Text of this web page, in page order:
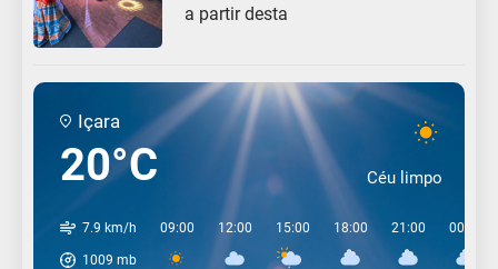
a partir desta
Içara
20°C Céu limpo
7.9 km/h
1009 mb
09:00 12:00 15:00 18:00 21:00 00:00